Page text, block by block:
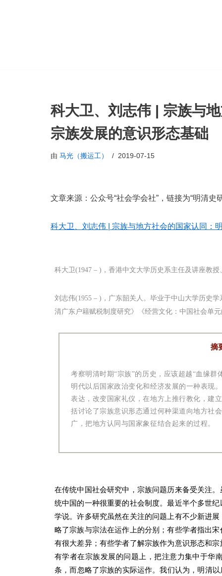
科大卫、刘志伟 | 宗族与
宗族发展的意识形态基础
由 马光（搬运工） 2019-07-15
文章来源：公众号“社会学会社”，链接为“明清史
科大卫、刘志伟 | 宗族与地方社会的国家认同：
科大卫(1947 – )，香港中文大学历史系主任及讲座教
刘志伟(1955 – )，广东韶关人。毕业于中山大学历史
清广东户籍赋税制度研究》《经营文化： 中国社会单
摘
考察明清时期“宗族”的历史，应该超越“血缘
明代以后国家政治变化和经济发展的一种表现
表达，改变国家礼仪，在地方上推行教化，建
括讨论了宗族意识形态通过何种渠道向地方社
广，把地方认同与国家象征结合起来的过程。
在传统中国社会研究中，宗族问题历来备受关注
统中国的一种很重要的社会制度。最近半个多世
学说。许多研究虽然在关注的问题上有不少新进
略了宗族与宗法在运作上的分别；有些学者指出
有很大差异；有些学者了解宗族作为意识形态和
有学者在宗族发展的问题上，把注意力集中于华
条，而忽略了宗族的实际运作。我们认为，明清